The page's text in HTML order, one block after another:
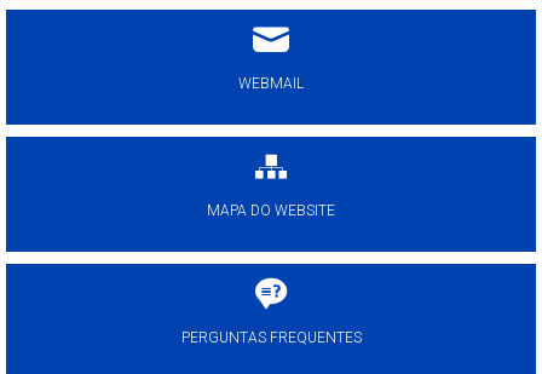
WEBMAIL
MAPA DO WEBSITE
PERGUNTAS FREQUENTES